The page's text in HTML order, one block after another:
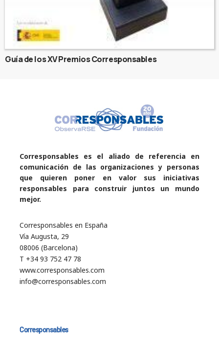
Guía de los XV Premios Corresponsables
Corresponsables es el aliado de referencia en
comunicación de las organizaciones y personas
que quieren poner en valor sus iniciativas
responsables para construir juntos un mundo
mejor.
Corresponsables en España
Vía Augusta, 29
08006 (Barcelona)
T +34 93 752 47 78
www.corresponsables.com
info@corresponsables.com
Corresponsables